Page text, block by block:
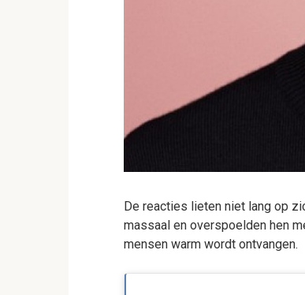
De reacties lieten niet lang op
massaal en overspoelden hen
mensen warm wordt ontvangen.